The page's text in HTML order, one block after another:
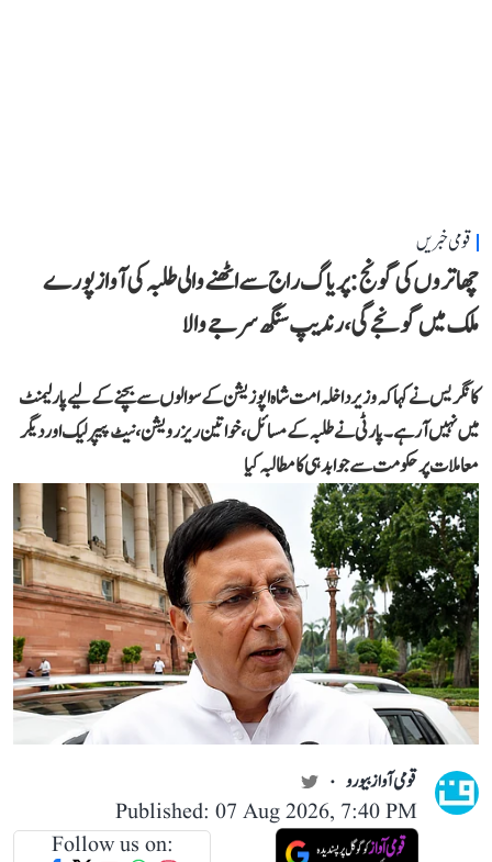
قومی خبریں
چھاتروں کی گونج: پریاگ راج سے اٹھنے والی طلبہ کی آواز پورے
ملک میں گونجے گی، رندیپ سنگھ سرجے والا
کانگریس نے کہا کہ وزیر داخلہ امت شاہ اپوزیشن کے سوالوں سے بچنے کے لیے پارلیمنٹ
میں نہیں آ رہے۔ پارٹی نے طلبہ کے مسائل، خواتین ریزرویشن، نیٹ پیپر لیک اور دیگر
معاملات پر حکومت سے جوابدہی کا مطالبہ کیا
قومی آواز بیورو
Published: 07 Aug 2026, 7:40 PM
Follow us on: